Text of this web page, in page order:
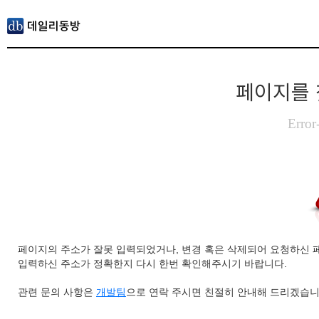
페이지를
페이지의 주소가 잘못 입력되었거나, 변경 혹은 삭제되어 요청하신
입력하신 주소가 정확한지 다시 한번 확인해주시기 바랍니다.
관련 문의 사항은 개발팀 으로 연락 주시면 친절히 안내해 드리겠습